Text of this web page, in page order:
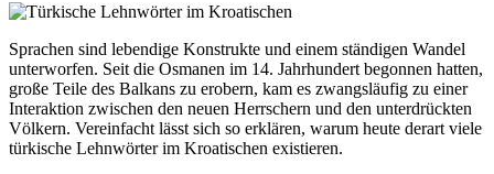
Sprachen sind lebendige Konstrukte und einem ständigen Wandel
unterworfen. Seit die Osmanen im 14. Jahrhundert begonnen hatten,
große Teile des Balkans zu erobern, kam es zwangsläufig zu einer
Interaktion zwischen den neuen Herrschern und den unterdrückten
Völkern. Vereinfacht lässt sich so erklären, warum heute derart viele
türkische Lehnwörter im Kroatischen existieren.